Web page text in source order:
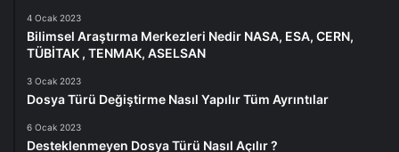
4 Ocak 2023
Bilimsel Araştırma Merkezleri Nedir NASA, ESA, CERN,
TÜBİTAK , TENMAK, ASELSAN
3 Ocak 2023
Dosya Türü Değiştirme Nasıl Yapılır Tüm Ayrıntılar
6 Ocak 2023
Desteklenmeyen Dosya Türü Nasıl Açılır ?